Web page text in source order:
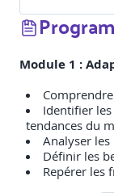
Module 1 :
Identifier
tendances du
Analyser les
Définir les
Repérer les